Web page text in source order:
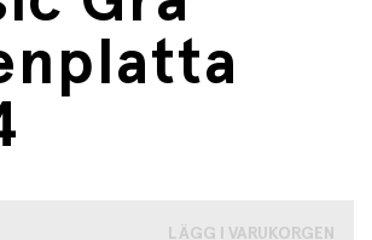
LÄGG I VARUKORGEN